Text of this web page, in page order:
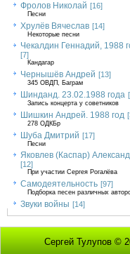
Фролов Николай [16]
Песни
Хрулёв Вячеслав [14]
Некоторые песни
Чекалдин Геннадий, 1988
[7]
Кандагар
Чернышёв Андрей [13]
345 ОВДП, Баграм
Шинданд. 23.02.1988 года
Запись концерта у советников
Шишкин Андрей. 1988 год
278 ОДКБр
Шуба Дмитрий [17]
Песни
Яковлев (Каспар)
[12]
При участии Сергея Рогалёва
Самодеятельность [97]
Подборка песен различных
Звуки войны [14]
Сергей Тулупов ©